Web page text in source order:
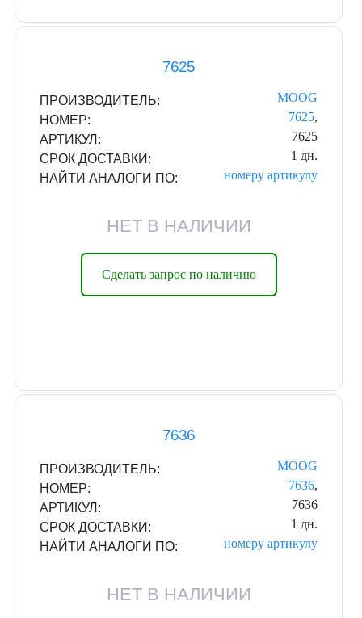
7625
ПРОИЗВОДИТЕЛЬ:
MOOG
НОМЕР:
7625,
АРТИКУЛ:
7625
СРОК ДОСТАВКИ:
1 дн.
НАЙТИ АНАЛОГИ ПО:
номеру артикулу
НЕТ В НАЛИЧИИ
Сделать запрос по наличию
7636
ПРОИЗВОДИТЕЛЬ:
MOOG
НОМЕР:
7636,
АРТИКУЛ:
7636
СРОК ДОСТАВКИ:
1 дн.
НАЙТИ АНАЛОГИ ПО:
номеру артикулу
НЕТ В НАЛИЧИИ